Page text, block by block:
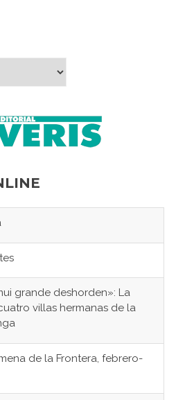
grande deshorden»: La
villas hermanas de la
de la Frontera, febrero-